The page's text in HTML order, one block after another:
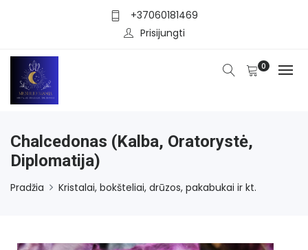
+37060181469
Prisijungti
0
Chalcedonas (kalba, Oratorystė,
Diplomatija)
Pradžia Kristalai, bokšteliai, drūzos, pakabukai ir kt.